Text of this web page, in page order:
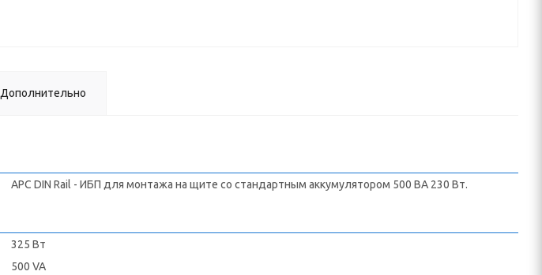
Дополнительно
APC DIN Rail - ИБП для монтажа на щите со стандартным аккумулятором 500 ВА 230 Вт.
325 Вт
500 VA